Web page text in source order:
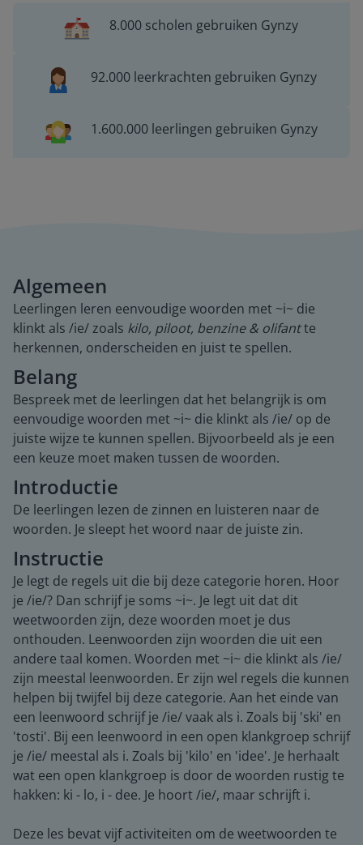
8.000 scholen gebruiken Gynzy
92.000 leerkrachten gebruiken Gynzy
1.600.000 leerlingen gebruiken Gynzy
Algemeen
Leerlingen leren eenvoudige woorden met ~i~ die
klinkt als /ie/ zoals kilo, piloot, benzine & olifantte
herkennen, onderscheiden en juist te spellen.
Belang
Bespreek met de leerlingen dat het belangrijk is om
eenvoudige woorden met ~i~ die klinkt als /ie/ op de
juiste wijze te kunnen spellen. Bijvoorbeeld als je een
een keuze moet maken tussen de woorden.
Introductie
De leerlingen lezen de zinnen en luisteren naar de
woorden. Je sleept het woord naar de juiste zin.
Instructie
Je legt de regels uit die bij deze categorie horen. Hoor
je /ie/? Dan schrijf je soms ~i~. Je legt uit dat dit
weetwoorden zijn, deze woorden moet je dus
onthouden. Leenwoorden zijn woorden die uit een
andere taal komen. Woorden met ~i~ die klinkt als /ie/
zijn meestal leenwoorden. Er zijn wel regels die kunnen
helpen bij twijfel bij deze categorie. Aan het einde van
een leenwoord schrijf je /ie/ vaak als i. Zoals bij 'ski' en
'tosti'. Bij een leenwoord in een open klankgroep schrijf
je /ie/ meestal als i. Zoals bij 'kilo' en 'idee'. Je herhaalt
wat een open klankgroep is door de woorden rustig te
hakken: ki - lo, i - dee. Je hoort /ie/, maar schrijft i.
Deze les bevat vijf activiteiten om de weetwoorden te